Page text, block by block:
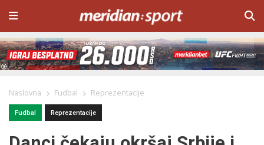
Naslovna Fudbal Reprezentacije
Fudbal Reprezentacije